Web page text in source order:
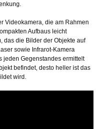
Videokamera, die am Rahmen
Aufbaus leicht
das die Bilder der Objekte auf
sowie Infrarot-Kamera
jeden Gegenstandes ermittelt
befindet, desto heller ist das
wird.